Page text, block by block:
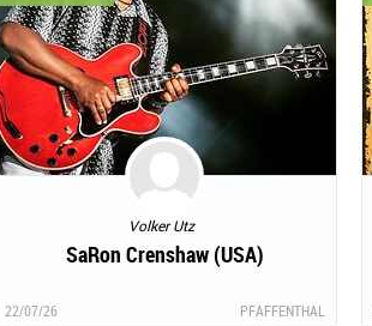
Volker Utz
SaRon Crenshaw (USA)
22/07/26 PFAFFENTHAL